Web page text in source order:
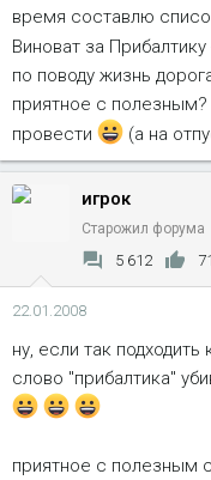
время составлю
Виноват за
по поводу жизнь
приятное с
провести
(а на
игрок
Старожил форума
5 612 71
22.01.2008
ну, если так
слово "прибалтика"
приятное с полезным